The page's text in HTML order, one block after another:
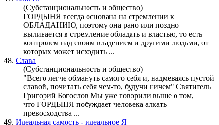
(Субстанциональность и общество)
ГОРДЫНЯ всегда основана на стремлении к
ОБЛАДАНИЮ, поэтому она рано или поздно
выливается в стремление обладать и властью, то есть
контролем над своим владением и другими людьми, от
которых может исходить ...
48. Слава
(Субстанциональность и общество)
"Всего легче обмануть самого себя и, надмеваясь пустой
славой, почитать себя чем-то, будучи ничем" Святитель
Григорий Богослов Мы уже говорили выше о том,
что ГОРДЫНЯ побуждает человека алкать
превосходства ...
49. Идеальная самость - идеальное Я